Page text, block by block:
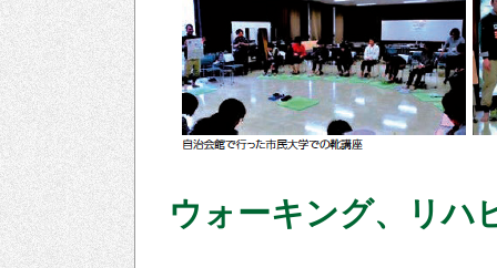
ウォーキング、リハ